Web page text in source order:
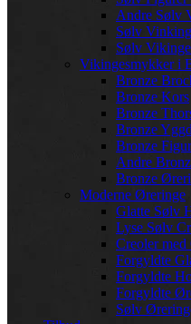
Andre Sølv
Sølv
Sølv
Vikingesmykker i
Bronze
Bronze Kors
Bronze
Bronze
Bronze
Andre
Bronze
Moderne Øreringe
Glatte Sølv
Lyse Sølv
Creoler
Forgyldte
Forgyldte
Forgyldte
Sølv